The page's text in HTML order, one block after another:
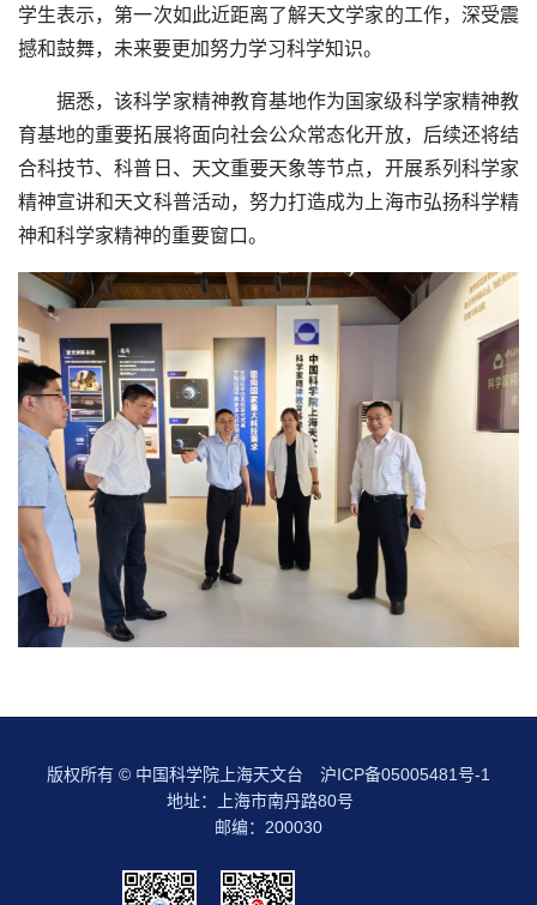
学生表示，第一次如此近距离了解天文学家的工作，深受震
撼和鼓舞，未来要更加努力学习科学知识。
据悉，该科学家精神教育基地作为国家级科学家精神教
育基地的重要拓展将面向社会公众常态化开放，后续还将结
合科技节、科普日、天文重要天象等节点，开展系列科学家
精神宣讲和天文科普活动，努力打造成为上海市弘扬科学精
神和科学家精神的重要窗口。
版权所有 © 中国科学院上海天文台 沪ICP备05005481号-1
地址：上海市南丹路80号
邮编：200030